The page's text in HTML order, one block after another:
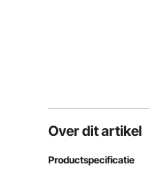
Over dit artikel
Productspecificatie